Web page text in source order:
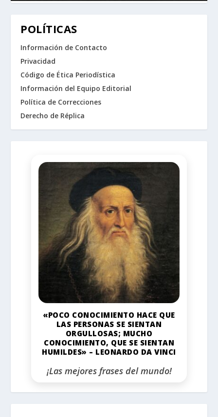
POLÍTICAS
Información de Contacto
Privacidad
Código de Ética Periodística
Información del Equipo Editorial
Política de Correcciones
Derecho de Réplica
«POCO CONOCIMIENTO HACE QUE
LAS PERSONAS SE SIENTAN
ORGULLOSAS; MUCHO
CONOCIMIENTO, QUE SE SIENTAN
HUMILDES» – LEONARDO DA VINCI
¡Las mejores frases del mundo!